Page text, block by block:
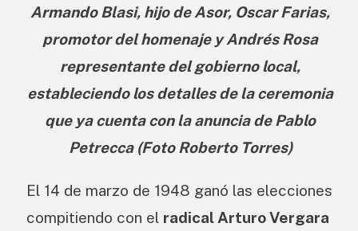
Armando Blasi, hijo de Asor, Oscar Farias,
promotor del homenaje y Andrés Rosa
representante del gobierno local,
estableciendo los detalles de la ceremonia
que ya cuenta con la anuncia de Pablo
Petrecca (Foto Roberto Torres)
El 14 de marzo de 1948 ganó las elecciones
compitiendo con el radical Arturo Vergara